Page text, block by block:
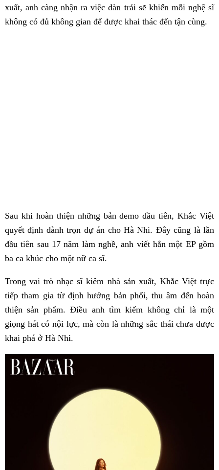
xuất, anh càng nhận ra việc dàn trải sẽ khiến mỗi nghệ sĩ
không có đủ không gian để được khai thác đến tận cùng.
Sau khi hoàn thiện những bản demo đầu tiên, Khắc Việt
quyết định dành trọn dự án cho Hà Nhi. Đây cũng là lần
đầu tiên sau 17 năm làm nghề, anh viết hẳn một EP gồm
ba ca khúc cho một nữ ca sĩ.
Trong vai trò nhạc sĩ kiêm nhà sản xuất, Khắc Việt trực
tiếp tham gia từ định hướng bản phối, thu âm đến hoàn
thiện sản phẩm. Điều anh tìm kiếm không chỉ là một
giọng hát có nội lực, mà còn là những sắc thái chưa được
khai phá ở Hà Nhi.